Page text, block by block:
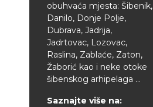
obuhvaća mjesta: Šibenik,
Danilo, Donje Polje,
Dubrava, Jadrija,
Jadrtovac, Lozovac,
Raslina, Zablaće, Zaton,
Žaborić kao i neke otoke
šibenskog arhipelaga ...
Saznajte više na: